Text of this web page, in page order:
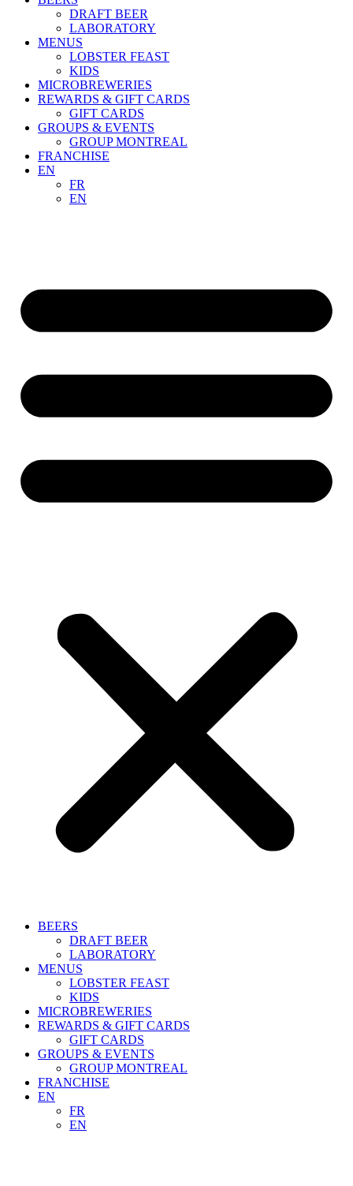
DRAFT BEER
LABORATORY
MENUS
LOBSTER FEAST
KIDS
MICROBREWERIES
REWARDS & GIFT CARDS
GIFT CARDS
GROUPS & EVENTS
GROUP MONTREAL
FRANCHISE
EN
FR
EN
BEERS
DRAFT BEER
LABORATORY
MENUS
LOBSTER FEAST
KIDS
MICROBREWERIES
REWARDS & GIFT CARDS
GIFT CARDS
GROUPS & EVENTS
GROUP MONTREAL
FRANCHISE
EN
FR
EN